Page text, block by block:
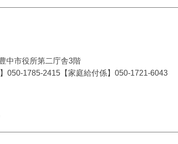
市役所第二庁舎3階
050-1785-2415【家庭給付係】050-1721-6043